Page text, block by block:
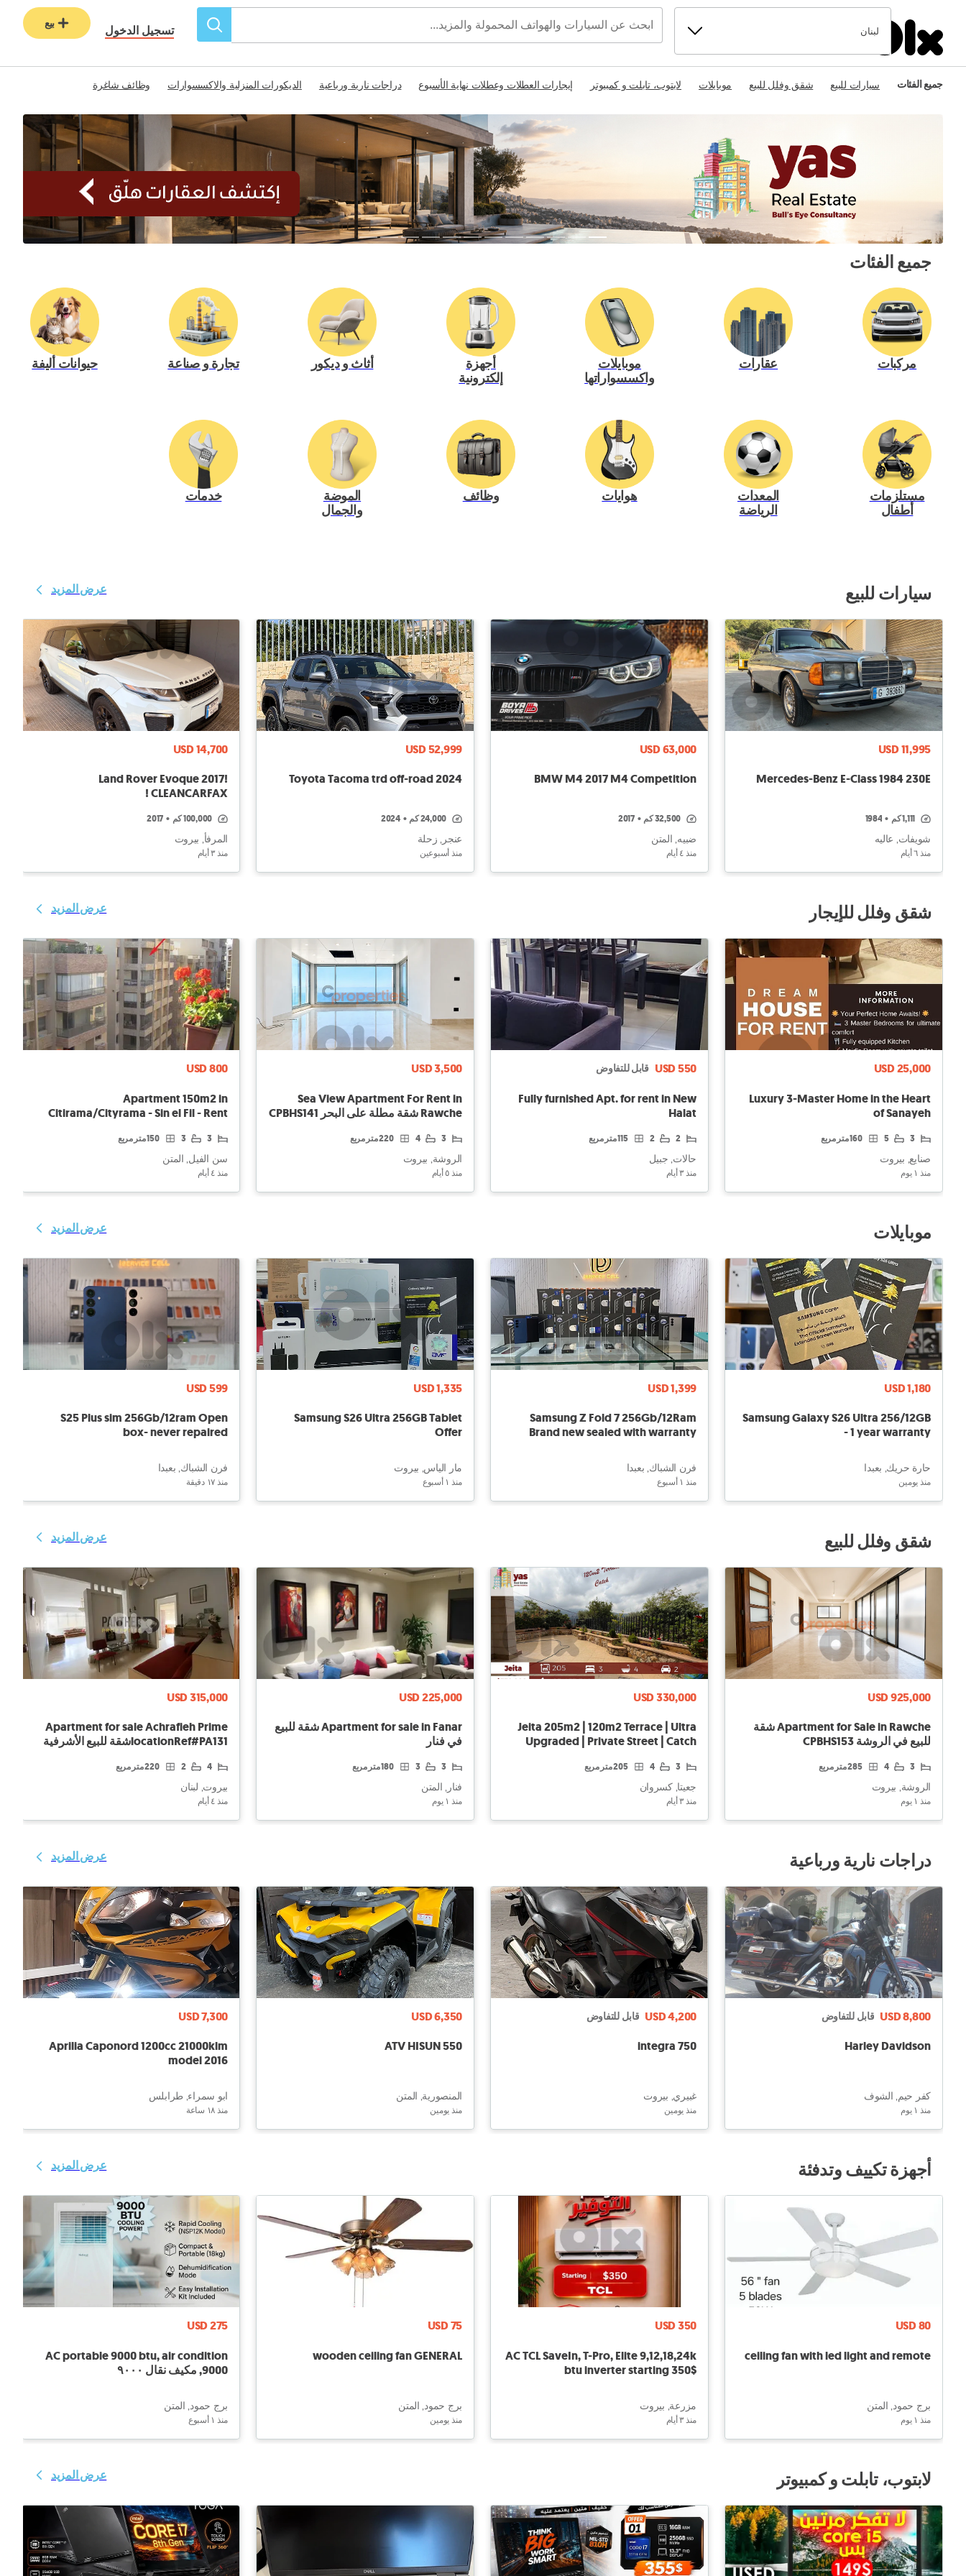
لبنان تسجيل الدخول
بيع
جميع الفئات سيارات للبيع شقق وفلل للبيع موبايلات لابتوب، تابلت و كمبيوتر إيجارات العطلات وعطلات نهاية الأسبوع دراجات نارية ورباعية الديكورات المنزلية والاكسسوارات وظائف شاغرة
جميع الفئات
مركبات عقارات
موبايلات
واكسسواراتها
أجهزة
إلكترونية
أثاث و ديكور تجارة و صناعة حيوانات أليفة
مستلزمات
أطفال
المعدات
الرياضة
هوايات وظائف
الموضة
والجمال
خدمات
سيارات للبيع عرض المزيد
USD 11,995
Mercedes-Benz E-Class 1984 230E
1,111 كم •
1984
شويفات, عاليه
منذ ٦ أيام
USD 63,000
BMW M4 2017 M4 Competition
32,500 كم •
2017
ضبيه, المتن
منذ ٤ أيام
USD 52,999
Toyota Tacoma trd off-road 2024
24,000 كم •
2024
عنجر, زحلة
منذ أسبوعين
USD 14,700
Land Rover Evoque 2017!
CLEANCARFAX !
100,000 كم •
2017
المرفأ, بيروت
منذ ٣ أيام
شقق وفلل للإيجار عرض المزيد
USD 25,000
Luxury 3-Master Home in the Heart
of Sanayeh
3
5 160 متر مربع
صنايع, بيروت
منذ ١ يوم
USD 550 قابل للتفاوض
Fully furnished Apt. for rent in New
Halat
2
2 115 متر مربع
حالات, جبيل
منذ ٣ أيام
USD 3,500
Sea View Apartment For Rent in
Rawche شقة مطلة على البحر CPBHS141
3
4 220 متر مربع
الروشة, بيروت
منذ ٥ أيام
USD 800
Apartment 150m2 in
Citirama/Cityrama - Sin el Fil - Rent
3
3 150 متر مربع
سن الفيل, المتن
منذ ٤ أيام
موبايلات عرض المزيد
USD 1,180
Samsung Galaxy S26 Ultra 256/12GB
- 1 year warranty
حارة حريك, بعبدا
منذ يومين
USD 1,399
Samsung Z Fold 7 256Gb/12Ram
Brand new sealed with warranty
فرن الشباك, بعبدا
منذ ١ أسبوع
USD 1,335
Samsung S26 Ultra 256GB Tablet
Offer
مار الياس, بيروت
منذ ١ أسبوع
USD 599
S25 Plus sim 256Gb/12ram Open
box- never repaired
فرن الشباك, بعبدا
منذ ١٧ دقيقة
شقق وفلل للبيع عرض المزيد
USD 925,000
Apartment for Sale in Rawche شقة
للبيع في الروشة CPBHS153
3
4 285 متر مربع
الروشة, بيروت
منذ ١ يوم
USD 330,000
Jeita 205m2 | 120m2 Terrace | Ultra
Upgraded | Private Street | Catch
3
4 205 متر مربع
جعيتا, كسروان
منذ ٣ أيام
USD 225,000
Apartment for sale in Fanar شقة للبيع
في فنار
3
3 180 متر مربع
فنار, المتن
منذ ١ يوم
USD 315,000
Apartment for sale Achrafieh Prime
locationRef#PA131شقة للبيع الأشرفية
4
2 220 متر مربع
بيروت, لبنان
منذ ٤ أيام
دراجات نارية ورباعية عرض المزيد
USD 8,800 قابل للتفاوض
Harley Davidson
كفر حيم, الشوف
منذ ١ يوم
USD 4,200 قابل للتفاوض
integra 750
غبيري, بيروت
منذ يومين
USD 6,350
ATV HISUN 550
المنصورية, المتن
منذ يومين
USD 7,300
Aprilia Caponord 1200cc 21000klm
model 2016
ابو سمراء, طرابلس
منذ ١٨ ساعة
أجهزة تكييف وتدفئة عرض المزيد
USD 80
ceiling fan with led light and remote
برج حمود, المتن
منذ ١ يوم
USD 350
AC TCL SaveIn, T-Pro, Elite 9,12,18,24k
btu inverter starting 350$
مزرعة, بيروت
منذ ٣ أيام
USD 75
wooden ceiling fan GENERAL
برج حمود, المتن
منذ يومين
USD 275
AC portable 9000 btu, air condition
9000, مكيف نقال ٩٠٠٠
برج حمود, المتن
منذ ١ أسبوع
لابتوب، تابلت و كمبيوتر عرض المزيد